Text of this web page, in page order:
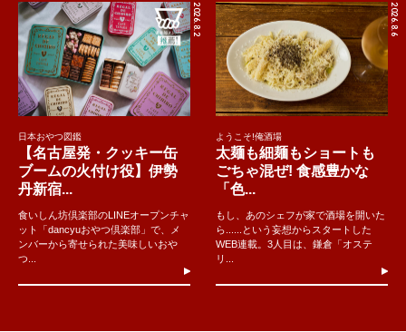
2026.8.2
日本おやつ図鑑
【名古屋発・クッキー缶
ブームの火付け役】伊勢
丹新宿...
食いしん坊倶楽部のLINEオープンチャ
ット「dancyuおやつ倶楽部」で、メ
ンバーから寄せられた美味しいおや
つ...
2026.8.6
ようこそ!俺酒場
太麺も細麺もショートも
ごちゃ混ぜ! 食感豊かな
「色...
もし、あのシェフが家で酒場を開いた
ら......という妄想からスタートした
WEB連載。3人目は、鎌倉「オステ
リ...